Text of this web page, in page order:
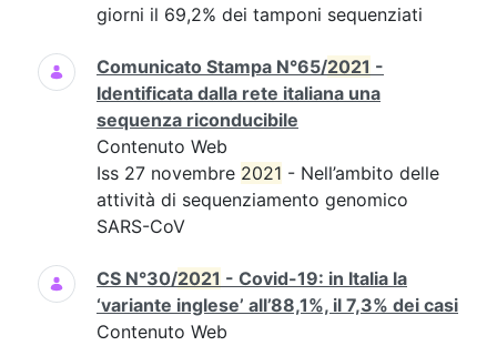
giorni il 69,2% dei tamponi sequenziati
Comunicato Stampa N°65/2021 -
Identificata dalla rete italiana una
sequenza riconducibile
Contenuto Web
Iss 27 novembre 2021 - Nell’ambito delle
attività di sequenziamento genomico
SARS-CoV
CS N°30/2021 - Covid-19: in Italia la
‘variante inglese’ all’88,1%, il 7,3% dei casi
Contenuto Web